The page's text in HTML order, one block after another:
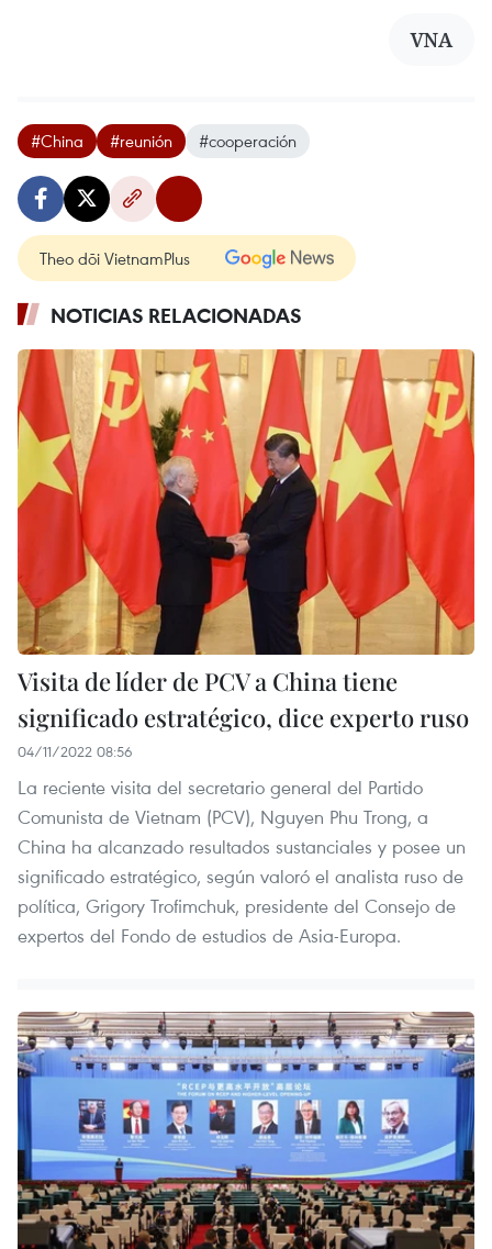
VNA
#China #reunión #cooperación
Theo dõi VietnamPlus
NOTICIAS RELACIONADAS
Visita de líder de PCV a China tiene
significado estratégico, dice experto ruso
04/11/2022 08:56
La reciente visita del secretario general del Partido
Comunista de Vietnam (PCV), Nguyen Phu Trong, a
China ha alcanzado resultados sustanciales y posee un
significado estratégico, según valoró el analista ruso de
política, Grigory Trofimchuk, presidente del Consejo de
expertos del Fondo de estudios de Asia-Europa.